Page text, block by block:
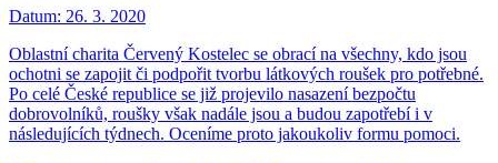
Datum: 26. 3. 2020
Oblastní charita Červený Kostelec se obrací na všechny, kdo jsou
ochotni se zapojit či podpořit tvorbu látkových roušek pro potřebné.
Po celé České republice se již projevilo nasazení bezpočtu
dobrovolníků, roušky však nadále jsou a budou zapotřebí i v
následujících týdnech. Oceníme proto jakoukoliv formu pomoci.